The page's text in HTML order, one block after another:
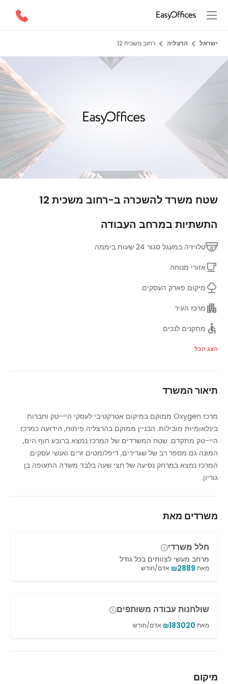
ישראל הרצליה רחוב משכית 12
שטח משרד להשכרה ב-רחוב משכית 12
התשתיות במרחב העבודה
טלויזיה במעגל סגור 24 שעות ביממה
אזורי מנוחה
מיקום פארק העסקים
מרכז העיר
מתקנים לנכים
קווי תחבורה עיקריים
אזור ישיבה בחוץ / מרפסת
רצפות מוגבהות
חניה תת קרקעית מאובטחת
הצג הכל
תיאור המשרד
מרכז Oxygen ממוקם במיקום אטרקטיבי לעסקי היי-טק וחברות
בינלאומיות מובילות. הבניין ממוקם בהרצליה פיתוח, הידועה כמרכז
היי-טק מתקדם. שטח המשרדים של המרכז נמצא ברובע חוף הים,
המונה גם מספר רב של שגרירים, דיפלומטים זרים ואנשי עסקים.
המרכז נמצא במרחק נסיעה של חצי שעה בלבד משדה התעופה בן
גוריון.
משרדים מאת
חלל משרדי
מרחב מעשי לצוותים בכל גודל
מאת ₪2889 אדם/חודש
שולחנות עבודה משותפים
מאת ₪183020 אדם/חודש
מיקום